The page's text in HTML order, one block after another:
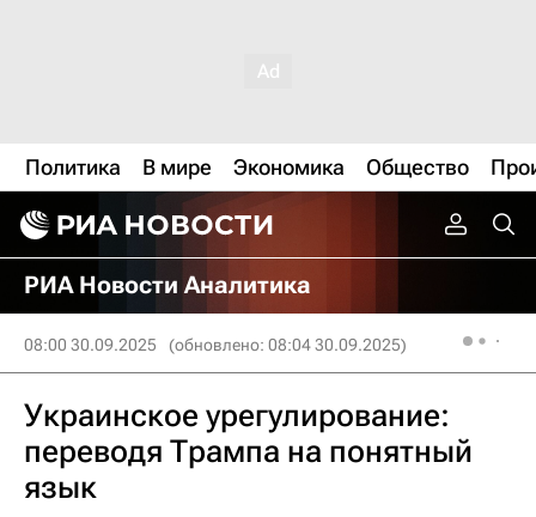
Политика В мире Экономика Общество
РИА Новости Аналитика
08:00 30.09.2025 (обновлено: 08:04 30.09.2025)
Украинское урегулирование:
переводя Трампа на понятный
язык